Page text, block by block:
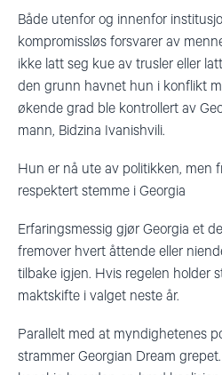
Både utenfor og innenfor
kompromissløs forsvarer av
ikke latt seg kue av trusler eller
den grunn havnet hun i konflikt
økende grad ble kontrollert av
mann, Bidzina Ivanishvili.
Hun er nå ute av politikken, men
respektert stemme i Georgia
Erfaringsmessig gjør Georgia et
fremover hvert åttende eller
tilbake igjen. Hvis regelen holder
maktskifte i valget neste år.
Parallelt med at myndighetenes
strammer Georgian Dream